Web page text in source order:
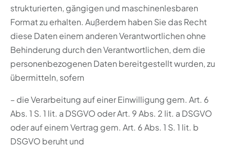
strukturierten, gängigen und maschinenlesbaren
Format zu erhalten. Außerdem haben Sie das Recht
diese Daten einem anderen Verantwortlichen ohne
Behinderung durch den Verantwortlichen, dem die
personenbezogenen Daten bereitgestellt wurden, zu
übermitteln, sofern
– die Verarbeitung auf einer Einwilligung gem. Art. 6
Abs. 1 S. 1 lit. a DSGVO oder Art. 9 Abs. 2 lit. a DSGVO
oder auf einem Vertrag gem. Art. 6 Abs. 1 S. 1 lit. b
DSGVO beruht und